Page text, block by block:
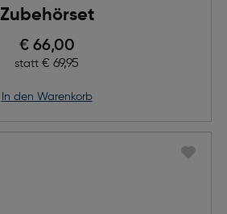
Zubehörset
Preis nach Rabatts
€ 66,00
statt Ursprünglicher Preis
€ 69,95
in den Warenkorb